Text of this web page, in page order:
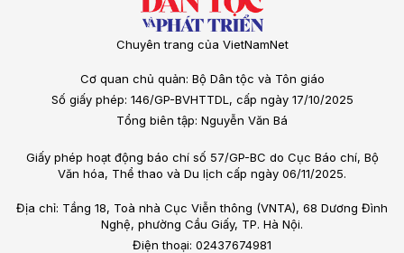
Chuyên trang của VietNamNet
Cơ quan chủ quản: Bộ Dân tộc và Tôn giáo
Số giấy phép: 146/GP-BVHTTDL, cấp ngày 17/10/2025
Tổng biên tập: Nguyễn Văn Bá
Giấy phép hoạt động báo chí số 57/GP-BC do Cục Báo chí, Bộ
Văn hóa, Thể thao và Du lịch cấp ngày 06/11/2025.
Địa chỉ: Tầng 18, Toà nhà Cục Viễn thông (VNTA), 68 Dương Đình
Nghệ, phường Cầu Giấy, TP. Hà Nội.
Điện thoại: 02437674981